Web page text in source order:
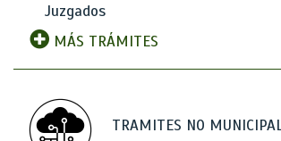
Juzgados
MÁS TRÁMITES
TRAMITES NO